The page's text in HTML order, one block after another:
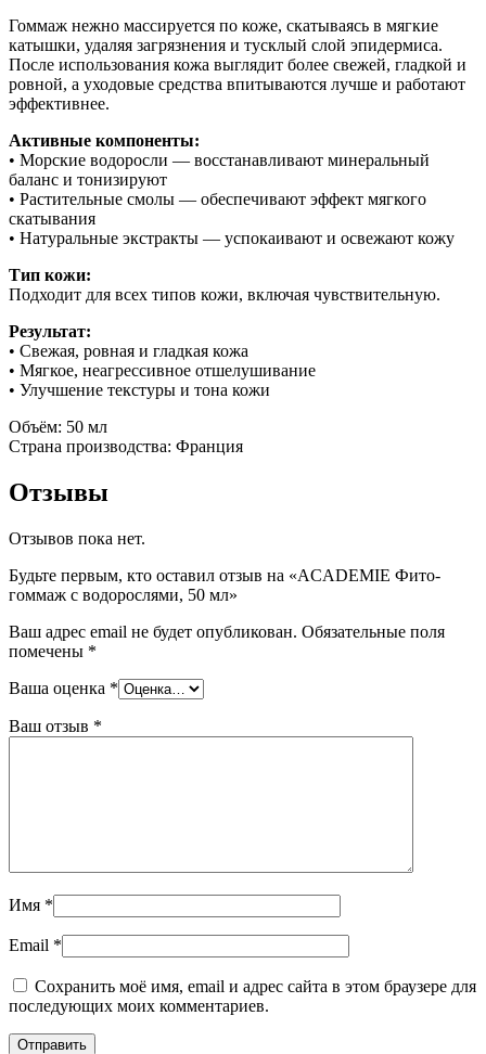
Гоммаж нежно массируется по коже, скатываясь в мягкие
катышки, удаляя загрязнения и тусклый слой эпидермиса.
После использования кожа выглядит более свежей, гладкой и
ровной, а уходовые средства впитываются лучше и работают
эффективнее.
Активные компоненты:
• Морские водоросли — восстанавливают минеральный
баланс и тонизируют
• Растительные смолы — обеспечивают эффект мягкого
скатывания
• Натуральные экстракты — успокаивают и освежают кожу
Тип кожи:
Подходит для всех типов кожи, включая чувствительную.
Результат:
• Свежая, ровная и гладкая кожа
• Мягкое, неагрессивное отшелушивание
• Улучшение текстуры и тона кожи
Объём: 50 мл
Страна производства: Франция
Отзывы
Отзывов пока нет.
Будьте первым, кто оставил отзыв на «ACADEMIE Фито-
гоммаж с водорослями, 50 мл»
Ваш адрес email не будет опубликован. Обязательные поля
помечены *
Ваша оценка *
Ваш отзыв *
Имя *
Email *
Сохранить моё имя, email и адрес сайта в этом браузере для
последующих моих комментариев.